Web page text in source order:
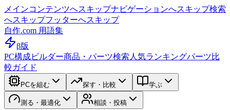
メインコンテンツへスキップナビゲーションへスキップ検索
へスキップフッターへスキップ
自作.com 用語集
β版
PC構成ビルダー商品・パーツ検索 人気ランキングパーツ比
較ガイド
PCを組む 探す・比較 学ぶ
測る・最適化 相談・投稿